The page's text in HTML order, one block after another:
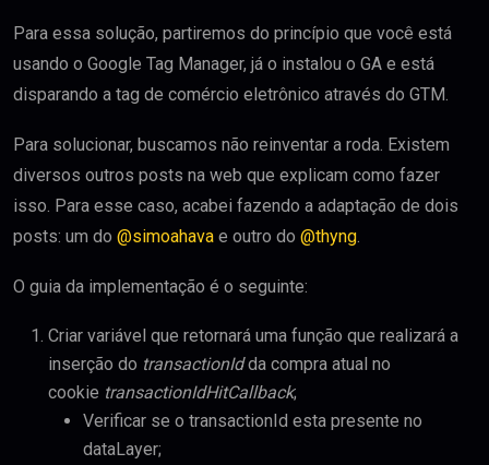
Para essa solução, partiremos do princípio que você está
usando o Google Tag Manager, já o instalou o GA e está
disparando a tag de comércio eletrônico através do GTM.
Para solucionar, buscamos não reinventar a roda. Existem
diversos outros posts na web que explicam como fazer
isso. Para esse caso, acabei fazendo a adaptação de dois
posts: um do @simoahava e outro do @thyng.
O guia da implementação é o seguinte:
Criar variável que retornará uma função que realizará a
inserção do transactionIdda compra atual no
cookie transactionIdHitCallback;
Verificar se o transactionId esta presente no
dataLayer;